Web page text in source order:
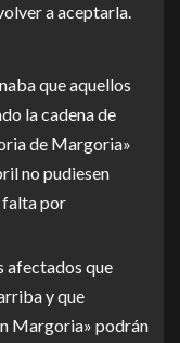
a aceptarla.
que aquellos
la cadena de
de Margoria»
no pudiesen
falta por
afectados que
y que
Margoria» podrán